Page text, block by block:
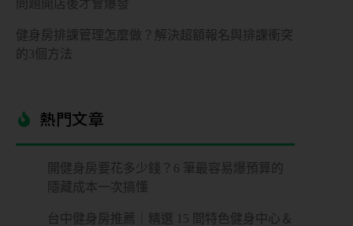
問題開店後才會爆發
健身房排課管理怎麼做？解決超額報名與排課衝突
的3個方法
熱門文章​
開健身房要花多少錢？6 筆最容易爆預算的
隱藏成本一次搞懂
台中健身房推薦｜精選 15 間特色健身中心＆